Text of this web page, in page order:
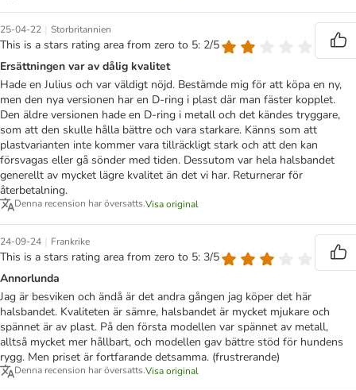
25-04-22 | Storbritannien
This is a stars rating area from zero to 5: 2/5
Ersättningen var av dålig kvalitet
Hade en Julius och var väldigt nöjd. Bestämde mig för att köpa en ny,
men den nya versionen har en D-ring i plast där man fäster kopplet.
Den äldre versionen hade en D-ring i metall och det kändes tryggare,
som att den skulle hålla bättre och vara starkare. Känns som att
plastvarianten inte kommer vara tillräckligt stark och att den kan
försvagas eller gå sönder med tiden. Dessutom var hela halsbandet
generellt av mycket lägre kvalitet än det vi har. Returnerar för
återbetalning.
Denna recension har översatts.Visa original
24-09-24 | Frankrike
This is a stars rating area from zero to 5: 3/5
Annorlunda
Jag är besviken och ändå är det andra gången jag köper det här
halsbandet. Kvaliteten är sämre, halsbandet är mycket mjukare och
spännet är av plast. På den första modellen var spännet av metall,
alltså mycket mer hållbart, och modellen gav bättre stöd för hundens
rygg. Men priset är fortfarande detsamma. (frustrerande)
Denna recension har översatts.Visa original